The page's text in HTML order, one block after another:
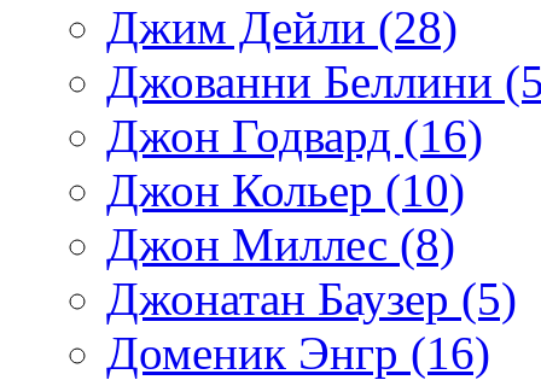
Джим Дейли (28)
Джованни Беллини
Джон Годвард (16)
Джон Кольер (10)
Джон Миллес (8)
Джонатан Баузер (5)
Доменик Энгр (16)